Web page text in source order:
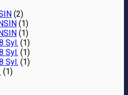
(2)
(1)
(1)
Syl. (1)
Syl. (1)
Syl. (1)
(1)